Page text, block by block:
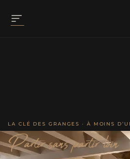
LA CLÉ DES GRANGES · À MOINS
Partir sans partir loin